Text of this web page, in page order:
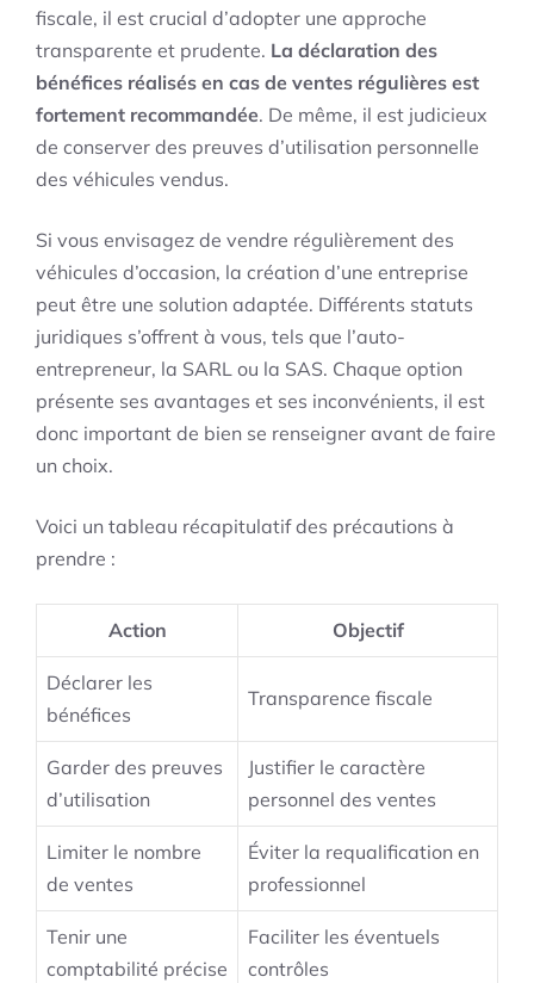
fiscale, il est crucial d’adopter une approche
transparente et prudente. La déclaration des
bénéfices réalisés en cas de ventes régulières est
fortement recommandée. De même, il est judicieux
de conserver des preuves d’utilisation personnelle
des véhicules vendus.
Si vous envisagez de vendre régulièrement des
véhicules d’occasion, la création d’une entreprise
peut être une solution adaptée. Différents statuts
juridiques s’offrent à vous, tels que l’auto-
entrepreneur, la SARL ou la SAS. Chaque option
présente ses avantages et ses inconvénients, il est
donc important de bien se renseigner avant de faire
un choix.
Voici un tableau récapitulatif des précautions à
prendre :
Action Objectif
Déclarer les
bénéfices
Transparence fiscale
Garder des preuves
d’utilisation
Justifier le caractère
personnel des ventes
Limiter le nombre
de ventes
Éviter la requalification en
professionnel
Tenir une
comptabilité précise
Faciliter les éventuels
contrôles